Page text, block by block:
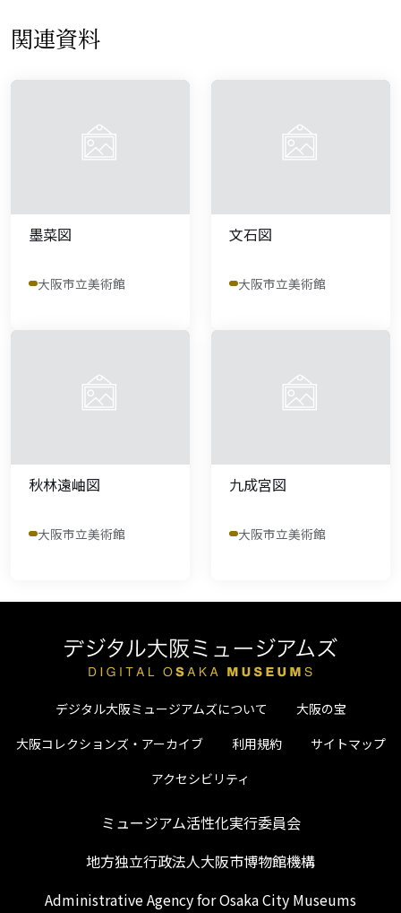
関連資料
墨菜図
大阪市立美術館
文石図
大阪市立美術館
秋林遠岫図
大阪市立美術館
九成宮図
大阪市立美術館
デジタル大阪ミュージアムズについて
大阪の宝
大阪コレクションズ・アーカイブ
利用規約
サイトマップ
アクセシビリティ
ミュージアム活性化実行委員会
地方独立行政法人大阪市博物館機構
Administrative Agency for Osaka City Museums